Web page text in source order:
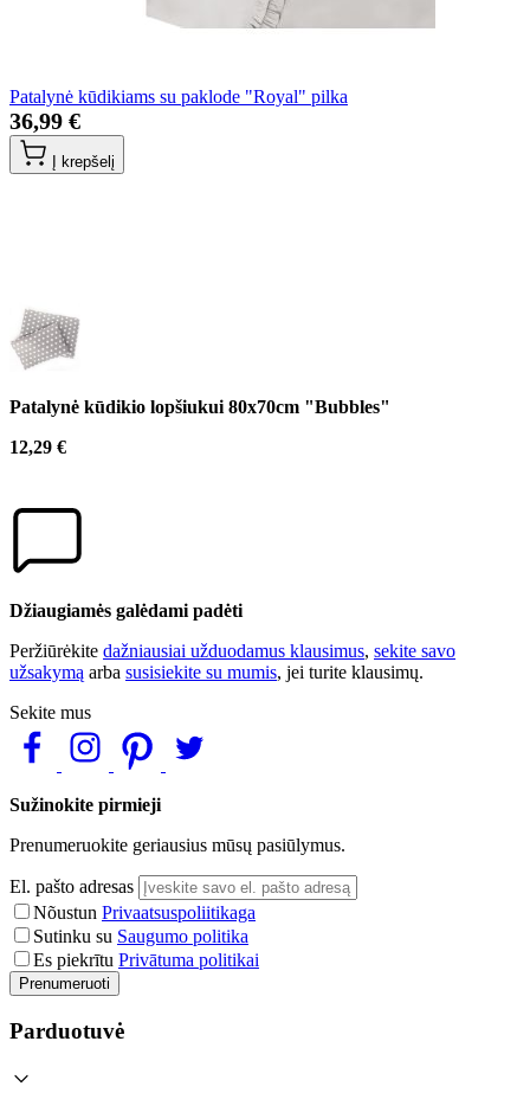
Patalynė kūdikiams su paklode "Royal" pilka
36,99 €
Į krepšelį
Patalynė kūdikio lopšiukui 80x70cm "Bubbles"
12,29 €
Džiaugiamės galėdami padėti
Peržiūrėkite dažniausiai užduodamus klausimus, sekite savo
užsakymą arba susisiekite su mumis, jei turite klausimų.
Sekite mus
Sužinokite pirmieji
Prenumeruokite geriausius mūsų pasiūlymus.
El. pašto adresas
Nõustun Privaatsuspoliitikaga
Sutinku su Saugumo politika
Es piekrītu Privātuma politikai
Prenumeruoti
Parduotuvė